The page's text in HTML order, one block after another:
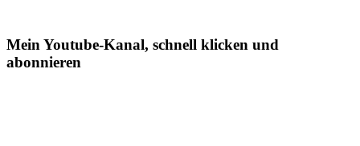
Mein Youtube-Kanal, schnell klicken und
abonnieren